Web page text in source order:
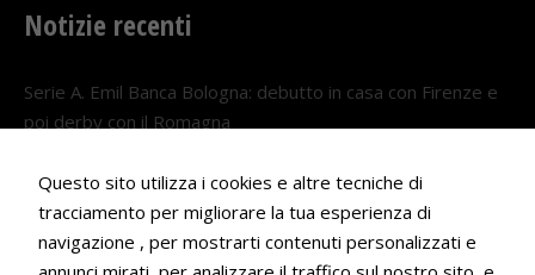
Notizie recenti
Serie A. Emil Banca Bologna: debutto in casa con Firenze e
poi derby con il Romagna
Serie A. Il Bologna nel girone veneto
29 LUGLIO 2026
Questo sito utilizza i cookies e altre tecniche di
tracciamento per migliorare la tua esperienza di
navigazione , per mostrarti contenuti personalizzati e